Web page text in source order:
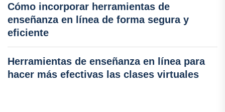
Cómo incorporar herramientas de
enseñanza en línea de forma segura y
eficiente
Herramientas de enseñanza en línea para
hacer más efectivas las clases virtuales